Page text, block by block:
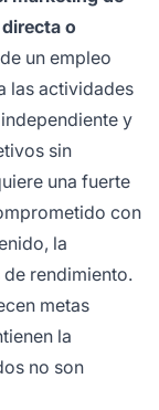
o
un empleo
las actividades
y
sin
una fuerte
con
la
rendimiento.
metas
la
no son